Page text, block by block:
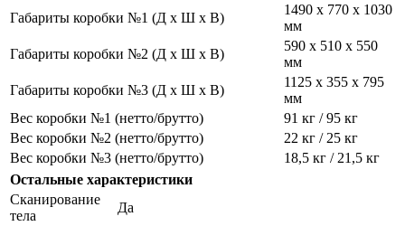
Габариты коробки №1 (Д х Ш х В)
1490 х 770 х 1030
мм
Габариты коробки №2 (Д х Ш х В)
590 x 510 x 550
мм
Габариты коробки №3 (Д х Ш х В)
1125 x 355 x 795
мм
Вес коробки №1 (нетто/брутто)
91 кг / 95 кг
Вес коробки №2 (нетто/брутто)
22 кг / 25 кг
Вес коробки №3 (нетто/брутто)
18,5 кг / 21,5 кг
Остальные характеристики
Сканирование
тела
Да